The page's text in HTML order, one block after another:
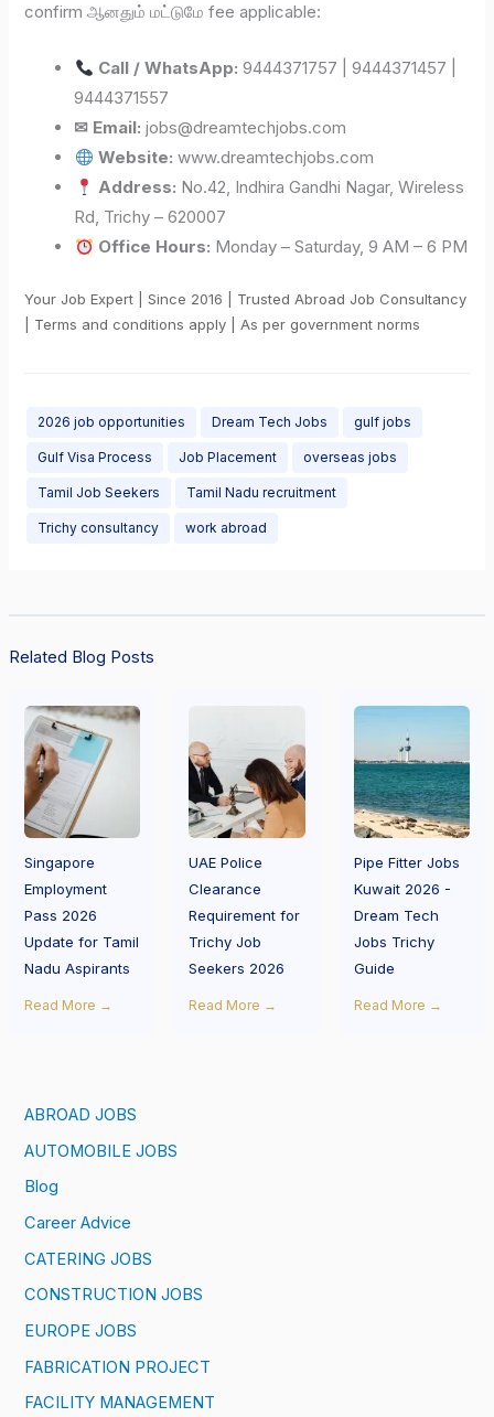
confirm ஆனதும் மட்டுமே fee applicable:
Call / WhatsApp: 9444371757 | 9444371457 |
9444371557
✉ Email: jobs@dreamtechjobs.com
Website: www.dreamtechjobs.com
Address: No.42, Indhira Gandhi Nagar, Wireless
Rd, Trichy – 620007
Office Hours: Monday – Saturday, 9 AM – 6 PM
Your Job Expert | Since 2016 | Trusted Abroad Job Consultancy
| Terms and conditions apply | As per government norms
2026 job opportunities Dream Tech Jobs gulf jobs
Gulf Visa Process Job Placement overseas jobs
Tamil Job Seekers Tamil Nadu recruitment
Trichy consultancy work abroad
Related Blog Posts
Singapore
Employment
Pass 2026
Update for Tamil
Nadu Aspirants
Read More →
UAE Police
Clearance
Requirement for
Trichy Job
Seekers 2026
Read More →
Pipe Fitter Jobs
Kuwait 2026 -
Dream Tech
Jobs Trichy
Guide
Read More →
ABROAD JOBS
AUTOMOBILE JOBS
Blog
Career Advice
CATERING JOBS
CONSTRUCTION JOBS
EUROPE JOBS
FABRICATION PROJECT
FACILITY MANAGEMENT